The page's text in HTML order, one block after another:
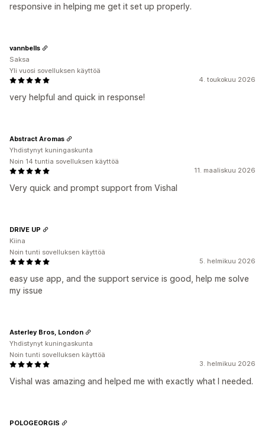
responsive in helping me get it set up properly.
4. toukokuu 2026
very helpful and quick in response!
vannbells
Saksa
Yli vuosi sovelluksen käyttöä
11. maaliskuu 2026
Very quick and prompt support from Vishal
Abstract Aromas
Yhdistynyt kuningaskunta
Noin 14 tuntia sovelluksen käyttöä
5. helmikuu 2026
easy use app, and the support service is good, help me solve
my issue
DRIVE UP
Kiina
Noin tunti sovelluksen käyttöä
3. helmikuu 2026
Vishal was amazing and helped me with exactly what I needed.
Asterley Bros, London
Yhdistynyt kuningaskunta
Noin tunti sovelluksen käyttöä
POLOGEORGIS